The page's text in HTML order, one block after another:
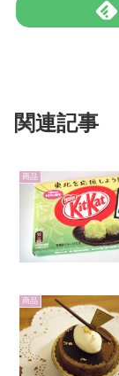
関連記事
商品
商品